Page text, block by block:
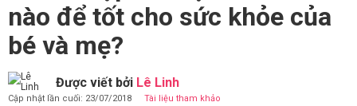
nào để tốt cho sức khỏe của
bé và mẹ?
Được viết bởi Lê Linh
Cập nhật lần cuối: 23/07/2018 Tài liệu tham khảo